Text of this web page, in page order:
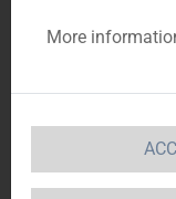
26 Abs.
Ziel der
TAG
More